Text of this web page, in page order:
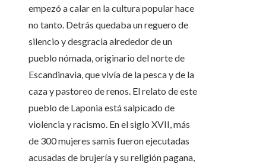
empezó a calar en la cultura popular hace
no tanto. Detrás quedaba un reguero de
silencio y desgracia alrededor de un
pueblo nómada, originario del norte de
Escandinavia, que vivía de la pesca y de la
caza y pastoreo de renos. El relato de este
pueblo de Laponia está salpicado de
violencia y racismo. En el siglo XVII, más
de 300 mujeres samis fueron ejecutadas
acusadas de brujería y su religión pagana,